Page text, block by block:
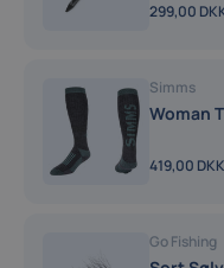
299,00
Simms
Woman
419,00 DKK
Go Fishing